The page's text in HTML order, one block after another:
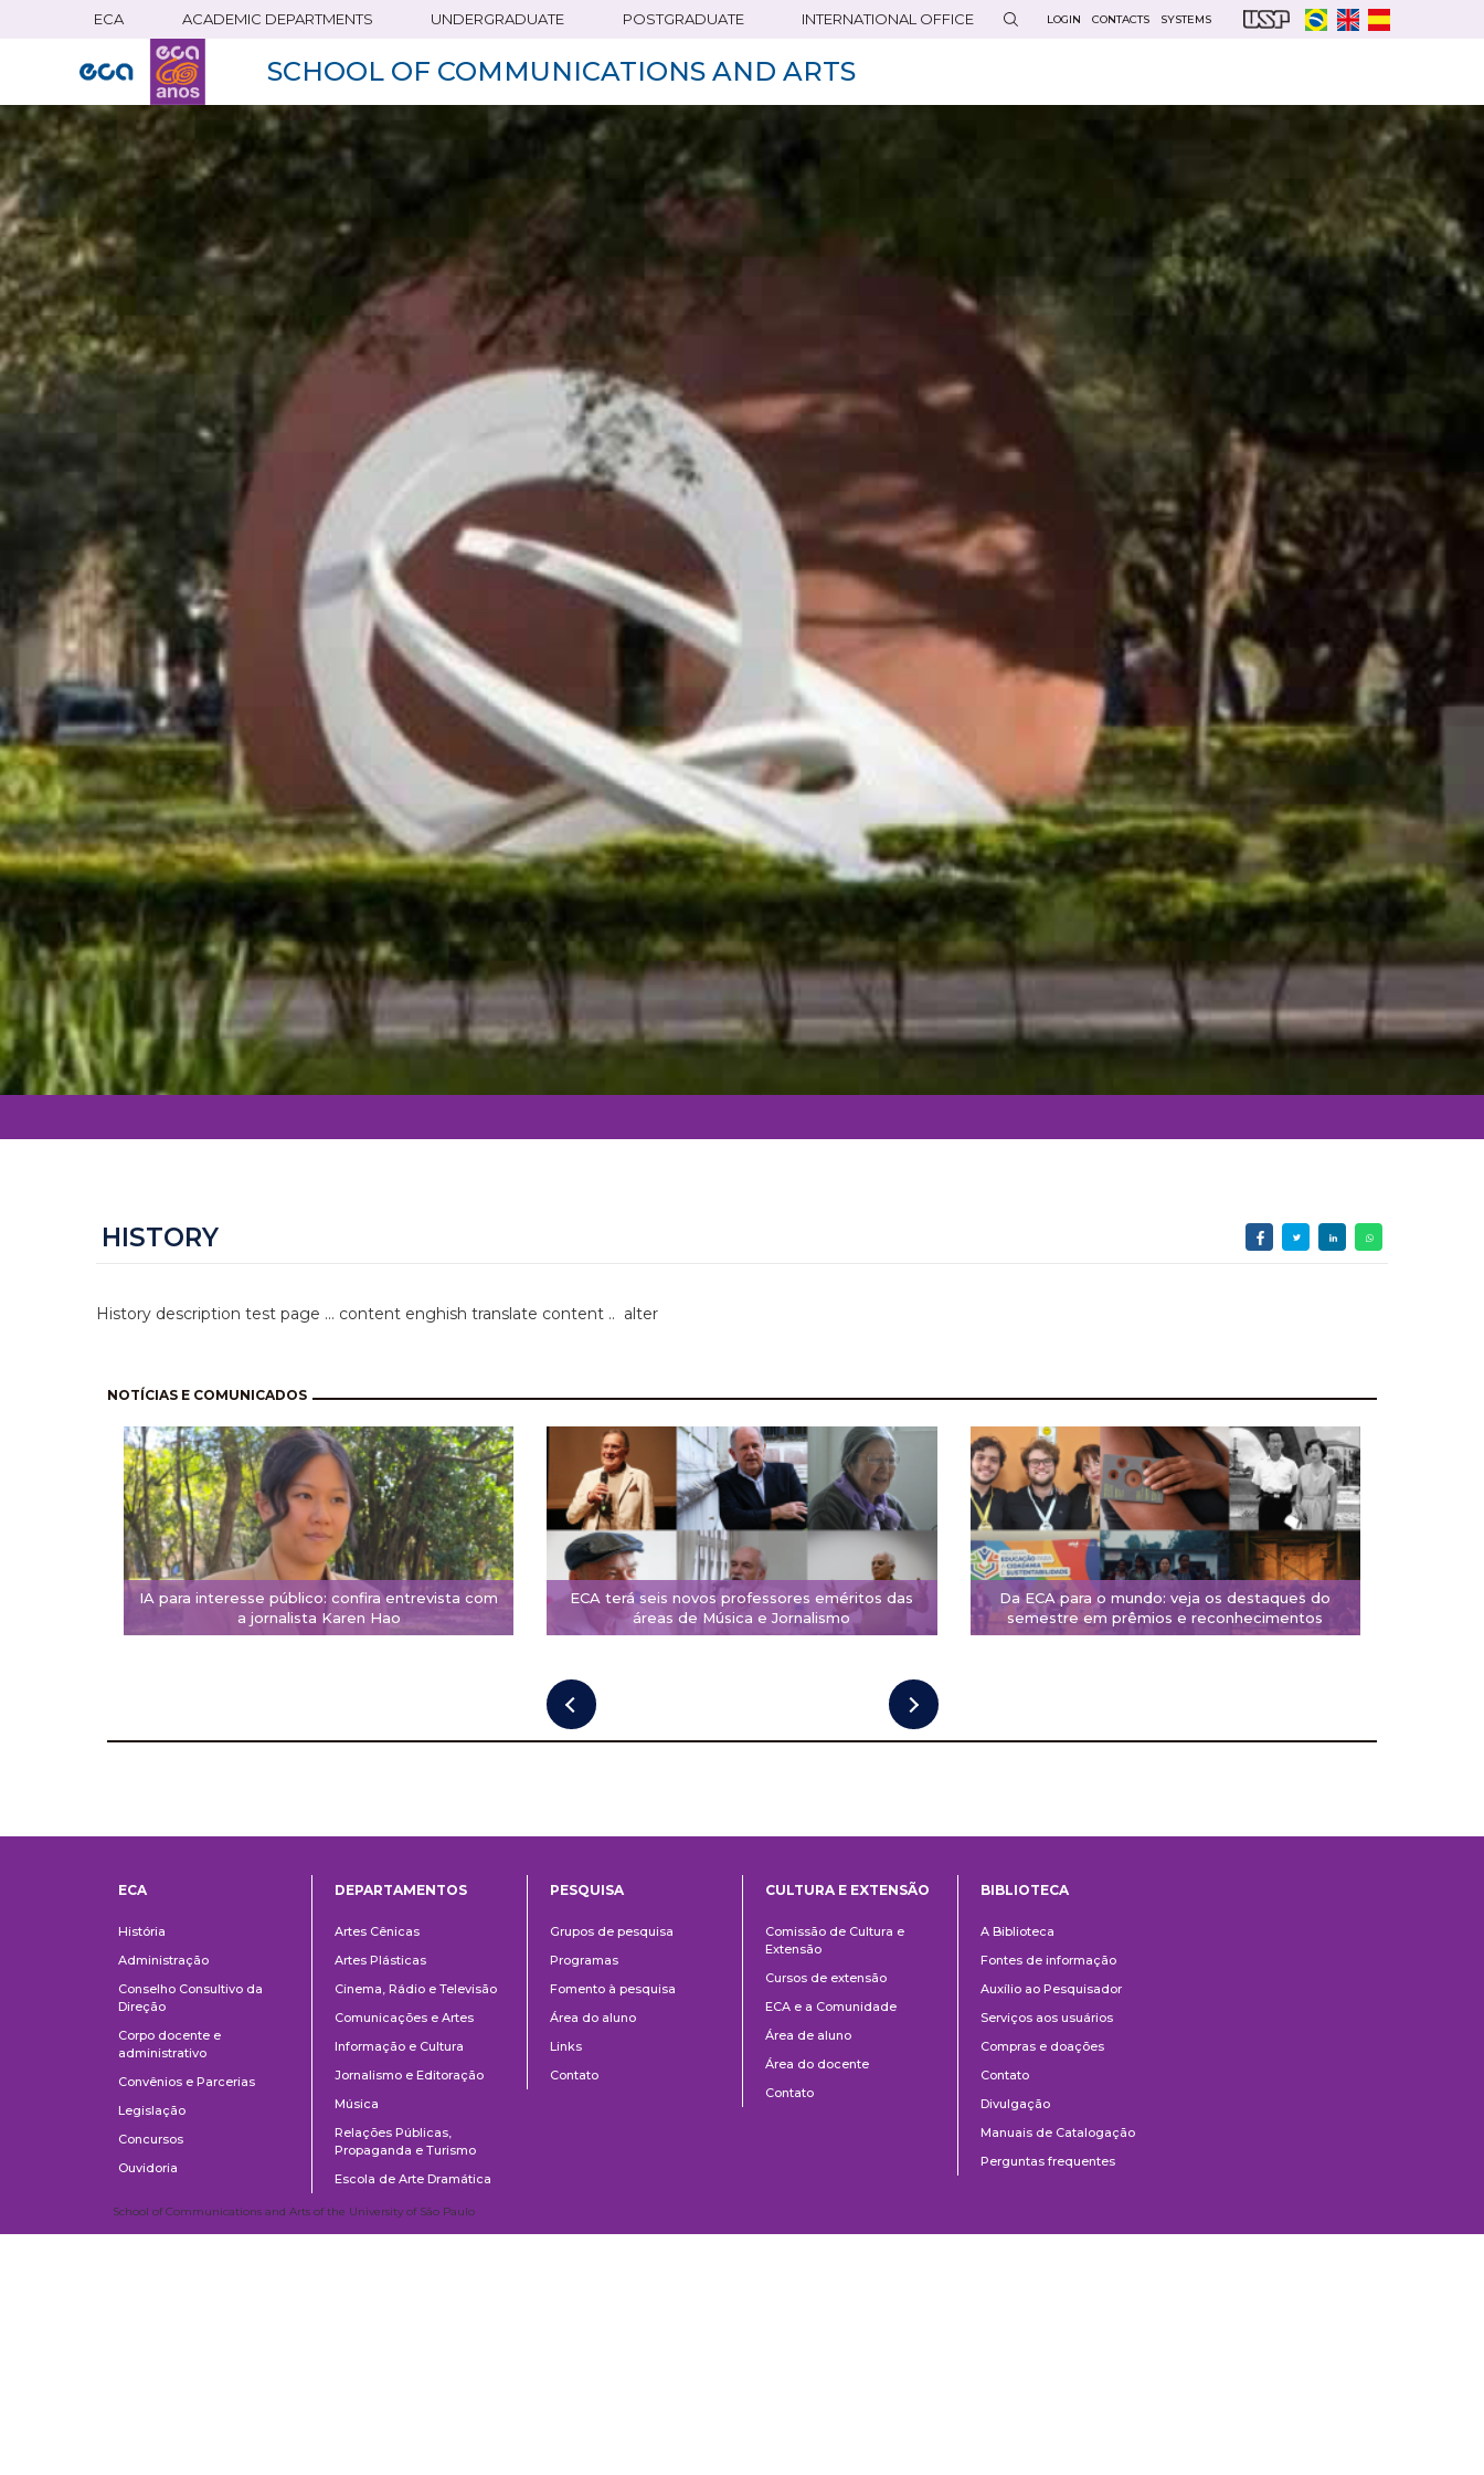
content
ECA ACADEMIC DEPARTMENTS UNDERGRADUATE POSTGRADUATE INTERNATIONAL OFFICE LOGIN CONTACTS SYSTEMS
SCHOOL OF COMMUNICATIONS AND ARTS
HISTORY
History description test page ... content enghish translate content .. alter
NOTÍCIAS E COMUNICADOS
IA para interesse público: confira entrevista com
a jornalista Karen Hao
ECA terá seis novos professores eméritos das
áreas de Música e Jornalismo
Da ECA para o mundo: veja os destaques do
semestre em prêmios e reconhecimentos
Pagination
ECA
História
Administração
Conselho Consultivo da
Direção
Corpo docente e
administrativo
Convênios e Parcerias
Legislação
Concursos
Ouvidoria
DEPARTAMENTOS
Artes Cênicas
Artes Plásticas
Cinema, Rádio e Televisão
Comunicações e Artes
Informação e Cultura
Jornalismo e Editoração
Música
Relações Públicas,
Propaganda e Turismo
Escola de Arte Dramática
PESQUISA
Grupos de pesquisa
Programas
Fomento à pesquisa
Área do aluno
Links
Contato
e
Extensão
CULTURA E EXTENSÃO
Comissão de Cultura e
Extensão
Cursos de extensão
ECA e a Comunidade
Área de aluno
Área do docente
Contato
BIBLIOTECA
A Biblioteca
Fontes de informação
Auxílio ao Pesquisador
Serviços aos usuários
Compras e doações
Contato
Divulgação
Manuais de Catalogação
Perguntas frequentes
School of Communications and Arts of the University of São Paulo